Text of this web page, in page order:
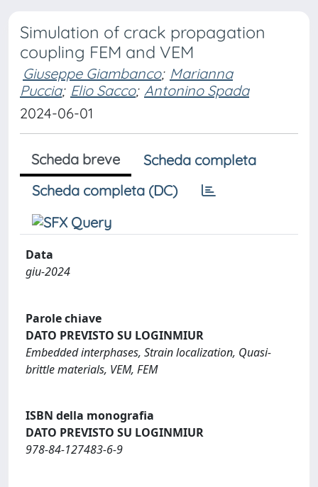
Simulation of crack propagation
coupling FEM and VEM
Giuseppe Giambanco; Marianna
Puccia; Elio Sacco; Antonino Spada
2024-06-01
Scheda breve
Scheda completa
Scheda completa (DC)
Data
giu-2024
Parole chiave
DATO PREVISTO SU LOGINMIUR
Embedded interphases, Strain localization, Quasi-
brittle materials, VEM, FEM
ISBN della monografia
DATO PREVISTO SU LOGINMIUR
978-84-127483-6-9